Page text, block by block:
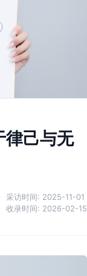
律己与无
采访时间: 2025-11-01
收录时间: 2026-02-15